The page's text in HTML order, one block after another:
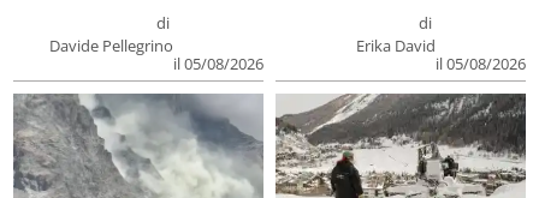
di
Davide Pellegrino
il 05/08/2026
di
Erika David
il 05/08/2026